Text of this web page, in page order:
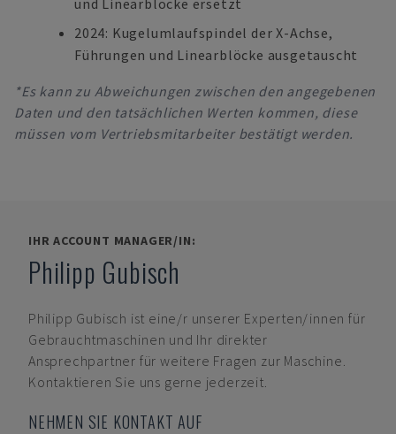
und Linearblöcke ersetzt
2024: Kugelumlaufspindel der X-Achse,
Führungen und Linearblöcke ausgetauscht
*Es kann zu Abweichungen zwischen den angegebenen
Daten und den tatsächlichen Werten kommen, diese
müssen vom Vertriebsmitarbeiter bestätigt werden.
IHR ACCOUNT MANAGER/IN:
Philipp Gubisch
Philipp Gubisch ist eine/r unserer Experten/innen für
Gebrauchtmaschinen und Ihr direkter
Ansprechpartner für weitere Fragen zur Maschine.
Kontaktieren Sie uns gerne jederzeit.
NEHMEN SIE KONTAKT AUF